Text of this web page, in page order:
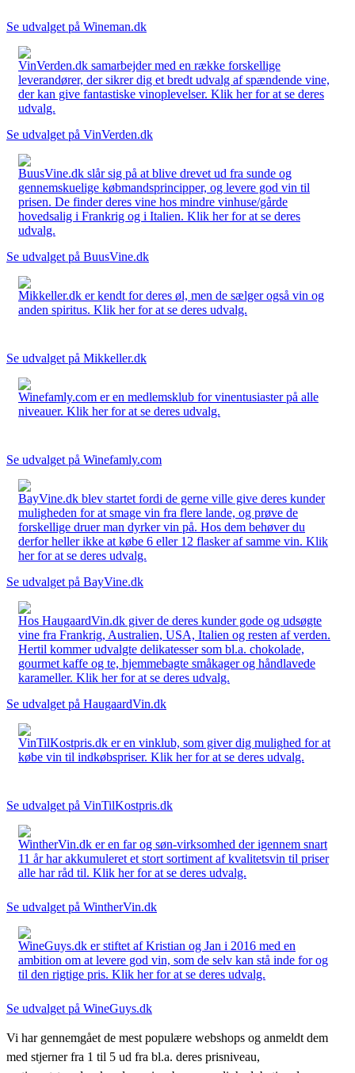
Se udvalget på Wineman.dk
VinVerden.dk samarbejder med en række forskellige
leverandører, der sikrer dig et bredt udvalg af spændende vine,
der kan give fantastiske vinoplevelser. Klik her for at se deres
udvalg.
Se udvalget på VinVerden.dk
BuusVine.dk slår sig på at blive drevet ud fra sunde og
gennemskuelige købmandsprincipper, og levere god vin til
prisen. De finder deres vine hos mindre vinhuse/gårde
hovedsalig i Frankrig og i Italien. Klik her for at se deres
udvalg.
Se udvalget på BuusVine.dk
Mikkeller.dk er kendt for deres øl, men de sælger også vin og
anden spiritus. Klik her for at se deres udvalg.
Se udvalget på Mikkeller.dk
Winefamly.com er en medlemsklub for vinentusiaster på alle
niveauer. Klik her for at se deres udvalg.
Se udvalget på Winefamly.com
BayVine.dk blev startet fordi de gerne ville give deres kunder
muligheden for at smage vin fra flere lande, og prøve de
forskellige druer man dyrker vin på. Hos dem behøver du
derfor heller ikke at købe 6 eller 12 flasker af samme vin. Klik
her for at se deres udvalg.
Se udvalget på BayVine.dk
Hos HaugaardVin.dk giver de deres kunder gode og udsøgte
vine fra Frankrig, Australien, USA, Italien og resten af verden.
Hertil kommer udvalgte delikatesser som bl.a. chokolade,
gourmet kaffe og te, hjemmebagte småkager og håndlavede
karameller. Klik her for at se deres udvalg.
Se udvalget på HaugaardVin.dk
VinTilKostpris.dk er en vinklub, som giver dig mulighed for at
købe vin til indkøbspriser. Klik her for at se deres udvalg.
Se udvalget på VinTilKostpris.dk
WintherVin.dk er en far og søn-virksomhed der igennem snart
11 år har akkumuleret et stort sortiment af kvalitetsvin til priser
alle har råd til. Klik her for at se deres udvalg.
Se udvalget på WintherVin.dk
WineGuys.dk er stiftet af Kristian og Jan i 2016 med en
ambition om at levere god vin, som de selv kan stå inde for og
til den rigtige pris. Klik her for at se deres udvalg.
Se udvalget på WineGuys.dk
Vi har gennemgået de mest populære webshops og anmeldt dem
med stjerner fra 1 til 5 ud fra bl.a. deres prisniveau,